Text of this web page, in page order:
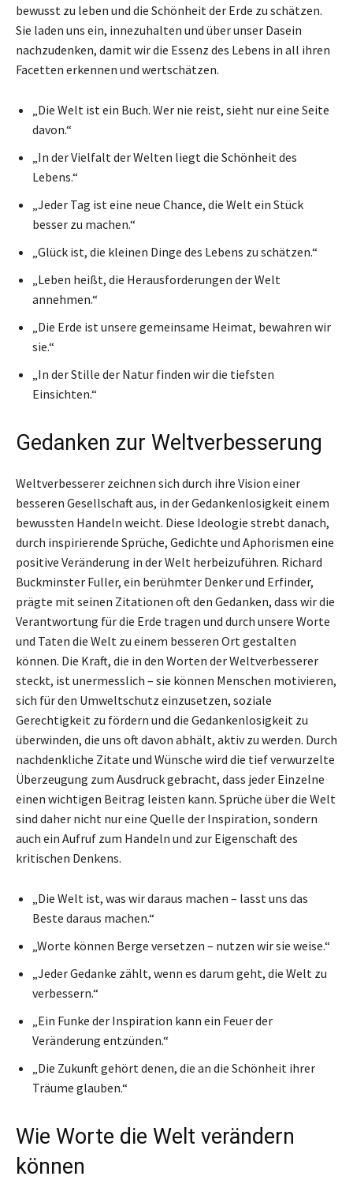
bewusst zu leben und die Schönheit der Erde zu schätzen.
Sie laden uns ein, innezuhalten und über unser Dasein
nachzudenken, damit wir die Essenz des Lebens in all ihren
Facetten erkennen und wertschätzen.
„Die Welt ist ein Buch. Wer nie reist, sieht nur eine Seite
davon.“
„In der Vielfalt der Welten liegt die Schönheit des
Lebens.“
„Jeder Tag ist eine neue Chance, die Welt ein Stück
besser zu machen.“
„Glück ist, die kleinen Dinge des Lebens zu schätzen.“
„Leben heißt, die Herausforderungen der Welt
annehmen.“
„Die Erde ist unsere gemeinsame Heimat, bewahren wir
sie.“
„In der Stille der Natur finden wir die tiefsten
Einsichten.“
Gedanken zur Weltverbesserung
Weltverbesserer zeichnen sich durch ihre Vision einer
besseren Gesellschaft aus, in der Gedankenlosigkeit einem
bewussten Handeln weicht. Diese Ideologie strebt danach,
durch inspirierende Sprüche, Gedichte und Aphorismen eine
positive Veränderung in der Welt herbeizuführen. Richard
Buckminster Fuller, ein berühmter Denker und Erfinder,
prägte mit seinen Zitationen oft den Gedanken, dass wir die
Verantwortung für die Erde tragen und durch unsere Worte
und Taten die Welt zu einem besseren Ort gestalten
können. Die Kraft, die in den Worten der Weltverbesserer
steckt, ist unermesslich – sie können Menschen motivieren,
sich für den Umweltschutz einzusetzen, soziale
Gerechtigkeit zu fördern und die Gedankenlosigkeit zu
überwinden, die uns oft davon abhält, aktiv zu werden. Durch
nachdenkliche Zitate und Wünsche wird die tief verwurzelte
Überzeugung zum Ausdruck gebracht, dass jeder Einzelne
einen wichtigen Beitrag leisten kann. Sprüche über die Welt
sind daher nicht nur eine Quelle der Inspiration, sondern
auch ein Aufruf zum Handeln und zur Eigenschaft des
kritischen Denkens.
„Die Welt ist, was wir daraus machen – lasst uns das
Beste daraus machen.“
„Worte können Berge versetzen – nutzen wir sie weise.“
„Jeder Gedanke zählt, wenn es darum geht, die Welt zu
verbessern.“
„Ein Funke der Inspiration kann ein Feuer der
Veränderung entzünden.“
„Die Zukunft gehört denen, die an die Schönheit ihrer
Träume glauben.“
Wie Worte die Welt verändern
können